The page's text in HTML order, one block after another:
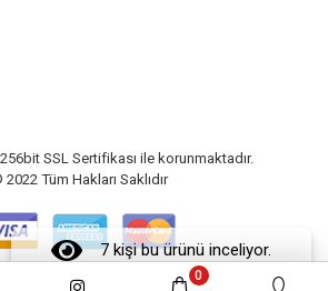
7 kişi bu ürünü inceliyor.
SSL Sertifikası ile korunmaktadır.
2022 Tüm Hakları Saklıdır
0